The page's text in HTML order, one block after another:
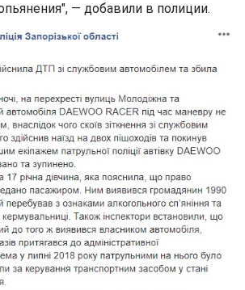
— добавили в полиции.